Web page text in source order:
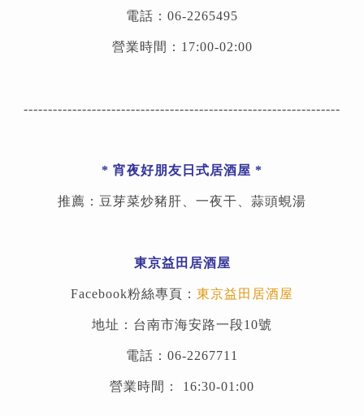
電話：06-2265495
營業時間：17:00-02:00
-----------------------------------------------------------------
* 宵夜好朋友日式居酒屋 *
推薦：豆芽菜炒豬肝、一夜干、蒜頭蜆湯
東京益田居酒屋
Facebook粉絲專頁： 東京益田居酒屋
地址：台南市海安路一段10號
電話：06-2267711
營業時間： 16:30-01:00